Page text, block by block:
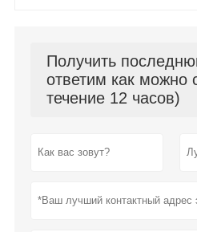
Получить
ответим как можно
течение 12 часов)